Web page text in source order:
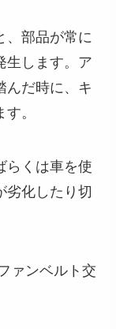
、部品が常に
生します。ア
んだ時に、キ
。
らくは車を使
劣化したり切
ァンベルト交